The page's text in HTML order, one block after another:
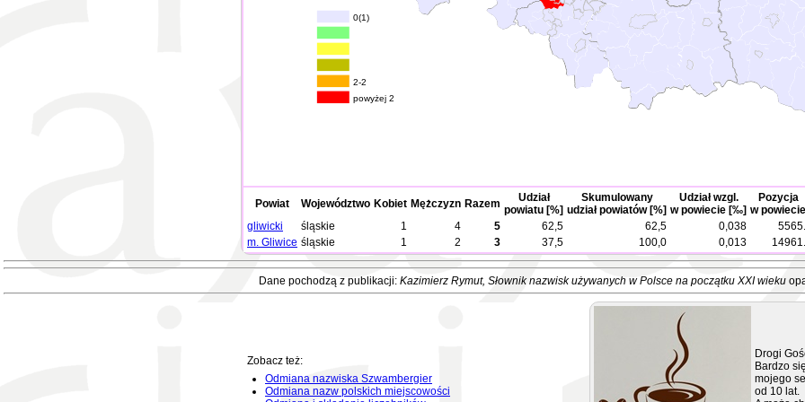
0(1)
2-2
powyżej 2
Powiat Województwo Kobiet Mężczyzn Razem
Udział
powiatu [%]
Skumulowany
udział powiatów [%]
Udział wzgl.
w powiecie [‰]
Pozycja
w powiecie
gliwicki
śląskie 1 4 5 62,5 62,5 0,038
5565.
m. Gliwice śląskie 1 2 3 37,5 100,0 0,013 14961.
Dane pochodzą z publikacji: Kazimierz Rymut, Słownik nazwisk używanych w Polsce na początku XXI wieku
Zobacz też:
Odmiana nazwiska Szwambergier
Odmiana nazw polskich miejscowości
Drogi
Bardzo
mojego
od 10 lat.